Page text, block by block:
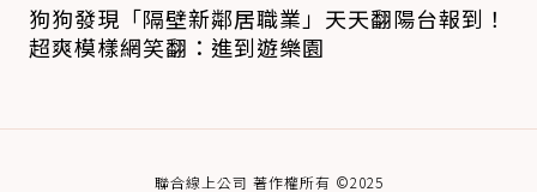
狗狗發現「隔壁新鄰居職業」天天翻陽台報到！
超爽模樣網笑翻：進到遊樂園
聯合線上公司 著作權所有 ©2025